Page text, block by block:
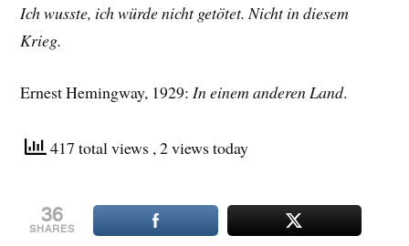
Ich wusste, ich würde nicht getötet. Nicht in diesem
Krieg.
Ernest Hemingway, 1929: In einem anderen Land.
417 total views , 2 views today
36
SHARES